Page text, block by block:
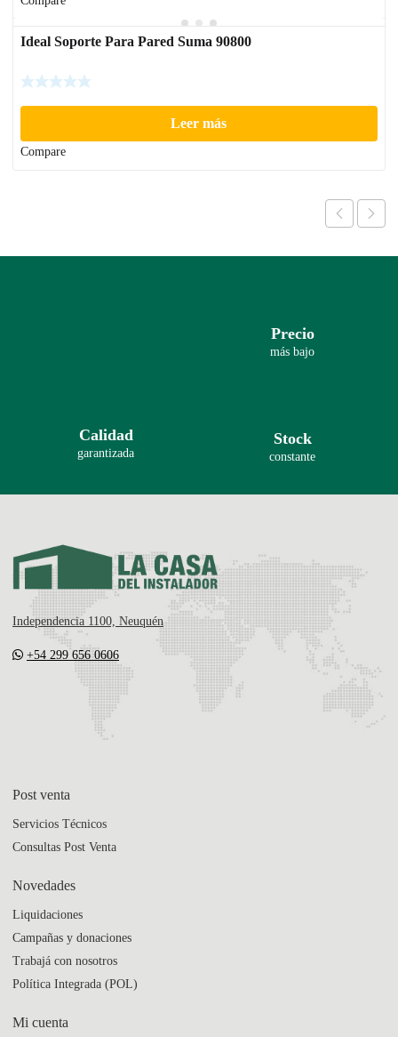
Ideal Soporte Para Pared Suma 90800
Leer más
Compare
Precio
más bajo
Calidad
garantizada
Stock
constante
Independencia 1100, Neuquén
+54 299 656 0606
Post venta
Servicios Técnicos
Consultas Post Venta
Novedades
Liquidaciones
Campañas y donaciones
Trabajá con nosotros
Política Integrada (POL)
Mi cuenta